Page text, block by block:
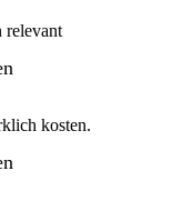
relevant
kosten.